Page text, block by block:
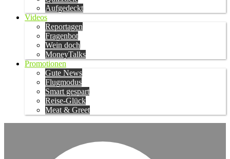
Aufgedeckt
Videos
Reportagen
Fragenbot
Wein doch
MoneyTalks
Promotionen
Gute News
Flugmodus
Smart gespart
Reise-Glück
Meat & Greet